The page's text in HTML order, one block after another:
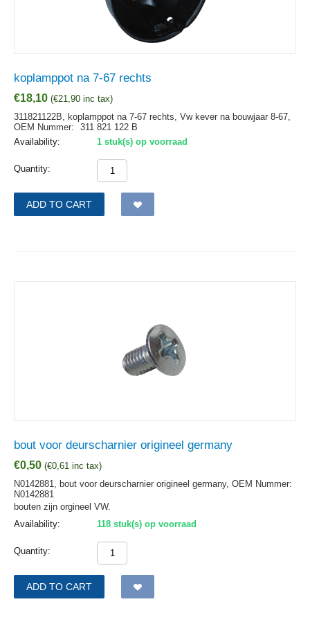
koplamppot na 7-67 rechts
€18,10 (€21,90 inc tax)
311821122B, koplamppot na 7-67 rechts, Vw kever na bouwjaar 8-67,
OEM Nummer:
311 821 122 B
Availability:
1 stuk(s) op voorraad
Quantity:
ADD TO CART
bout voor deurscharnier origineel germany
€0,50 (€0,61 inc tax)
N0142881, bout voor deurscharnier origineel germany, OEM Nummer:
N0142881
bouten zijn orgineel VW.
Availability:
118 stuk(s) op voorraad
Quantity:
ADD TO CART